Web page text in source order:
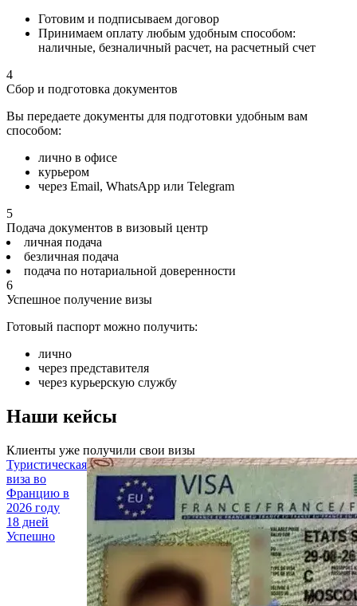
Готовим и подписываем договор
Принимаем оплату любым удобным способом:
наличные, безналичный расчет, на расчетный счет
4
Сбор и подготовка документов
Вы передаете документы для подготовки удобным вам
способом:
лично в офисе
курьером
через Email, WhatsApp или Telegram
5
Подача документов в визовый центр
личная подача
безличная подача
подача по нотариальной доверенности
6
Успешное получение визы
Готовый паспорт можно получить:
лично
через представителя
через курьерскую службу
Наши кейсы
Клиенты уже получили свои визы
Туристическая
виза во
Францию в
2026 году
18 дней
Успешно